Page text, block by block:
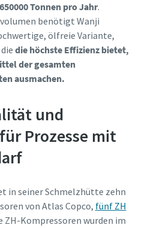
zum Thema
wir Ihnen alle Atlas Copco
Thema Energiesparen
helfen?
Tonnen pro Jahr.
benötigt Wanji
ölfreie Variante,
die höchste Effizienz bietet,
der gesamten
ausmachen.
und
Prozesse mit
in seiner Schmelzhütte zehn
von Atlas Copco, fünf ZH
ZH-Kompressoren wurden im